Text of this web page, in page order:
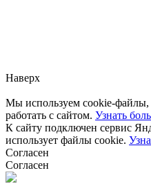
Наверх
Мы используем cookie-
работать с сайтом. Узнать
К сайту подключен сервис
использует файлы cookie.
Согласен
Согласен